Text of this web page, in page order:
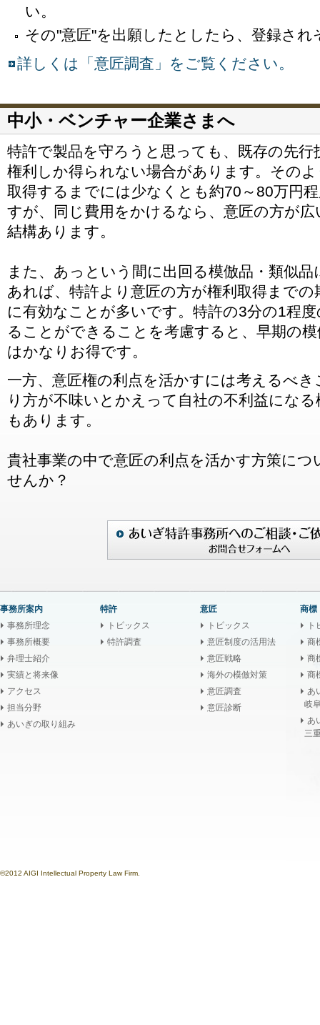
い。
その"意匠"を出願したとしたら、登録さ
詳しくは「意匠調査」をご覧ください。
中小・ベンチャー企業さまへ
特許で製品を守ろうと思っても、既存の先
権利しか得られない場合があります。その
取得するまでには少なくとも約70～80万円
すが、同じ費用をかけるなら、意匠の方が
結構あります。
また、あっという間に出回る模倣品・類似
あれば、特許より意匠の方が権利取得まで
に有効なことが多いです。特許の3分の1程
ることができることを考慮すると、早期の
はかなりお得です。
一方、意匠権の利点を活かすには考えるべ
り方が不味いとかえって自社の不利益にな
もあります。
貴社事業の中で意匠の利点を活かす方策に
せんか？
事務所案内
事務所理念
事務所概要
弁理士紹介
実績と将来像
アクセス
担当分野
あいぎの取り組み
特許
トピックス
特許調査
意匠
トピックス
意匠制度の活用法
意匠戦略
海外の模倣対策
意匠調査
意匠診断
商標
ト
商
商
商
あ
岐
あ
三
©2012 AIGI Intellectual Property Law Firm.